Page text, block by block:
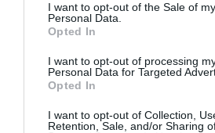
I want to opt-out of the Sale of my
Personal Data.
Opted In
I want to opt-out of processing
Personal Data for Targeted
Opted In
I want to opt-out of Collection,
Retention, Sale, and/or Sharing